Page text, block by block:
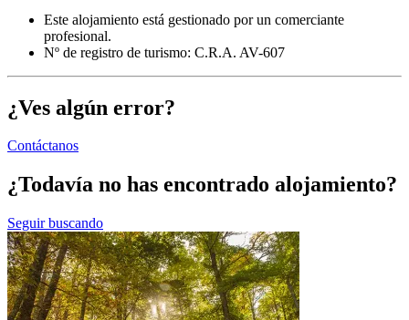
Este alojamiento está gestionado por un comerciante
profesional.
Nº de registro de turismo: C.R.A. AV-607
¿Ves algún error?
Contáctanos
¿Todavía no has encontrado alojamiento?
Seguir buscando